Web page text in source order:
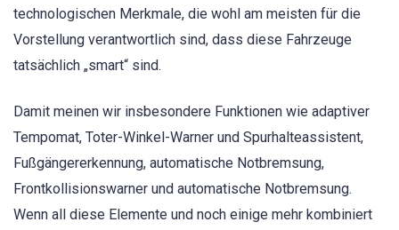
technologischen Merkmale, die wohl am meisten für die
Vorstellung verantwortlich sind, dass diese Fahrzeuge
tatsächlich „smart“ sind.
Damit meinen wir insbesondere Funktionen wie adaptiver
Tempomat, Toter-Winkel-Warner und Spurhalteassistent,
Fußgängererkennung, automatische Notbremsung,
Frontkollisionswarner und automatische Notbremsung.
Wenn all diese Elemente und noch einige mehr kombiniert